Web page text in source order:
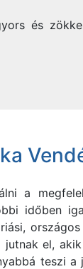
és
a
időben
el,
teszi a